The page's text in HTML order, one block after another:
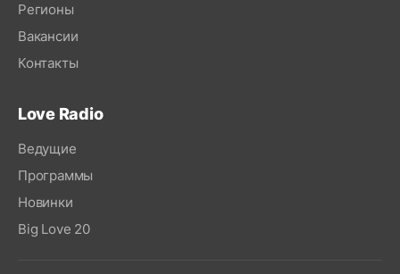
Регионы
Вакансии
Контакты
Love Radio
Ведущие
Программы
Новинки
Big Love 20